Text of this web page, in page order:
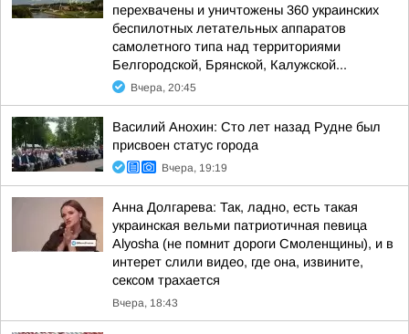
перехвачены и уничтожены 360 украинских
беспилотных летательных аппаратов
самолетного типа над территориями
Белгородской, Брянской, Калужской...
Вчера, 20:45
Василий Анохин: Сто лет назад Рудне был
присвоен статус города
Вчера, 19:19
Анна Долгарева: Так, ладно, есть такая
украинская вельми патриотичная певица
Alyosha (не помнит дороги Смоленщины), и в
интерет слили видео, где она, извините,
сексом трахается
Вчера, 18:43